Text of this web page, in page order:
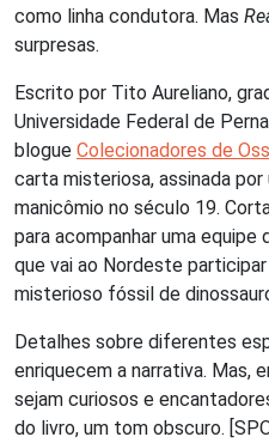
como linha condutora. Mas
surpresas.
Escrito por Tito Aureliano,
Universidade Federal de
blogue Colecionadores de
carta misteriosa, assinada
manicômio no século 19.
para acompanhar uma
que vai ao Nordeste
misterioso fóssil de
Detalhes sobre diferentes
enriquecem a narrativa. Mas,
sejam curiosos e
do livro, um tom obscuro.